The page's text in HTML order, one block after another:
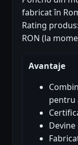
fabricat în
Rating
RON (la
Avantaje
pentru